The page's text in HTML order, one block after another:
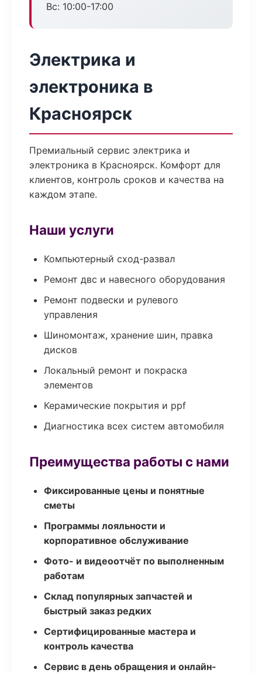
Вс: 10:00-17:00
Электрика и
электроника в
Красноярск
Премиальный сервис электрика и
электроника в Красноярск. Комфорт для
клиентов, контроль сроков и качества на
каждом этапе.
Наши услуги
Компьютерный сход-развал
Ремонт двс и навесного оборудования
Ремонт подвески и рулевого
управления
Шиномонтаж, хранение шин, правка
дисков
Локальный ремонт и покраска
элементов
Керамические покрытия и ppf
Диагностика всех систем автомобиля
Преимущества работы с нами
Фиксированные цены и понятные
сметы
Программы лояльности и
корпоративное обслуживание
Фото- и видеоотчёт по выполненным
работам
Склад популярных запчастей и
быстрый заказ редких
Сертифицированные мастера и
контроль качества
Сервис в день обращения и онлайн-